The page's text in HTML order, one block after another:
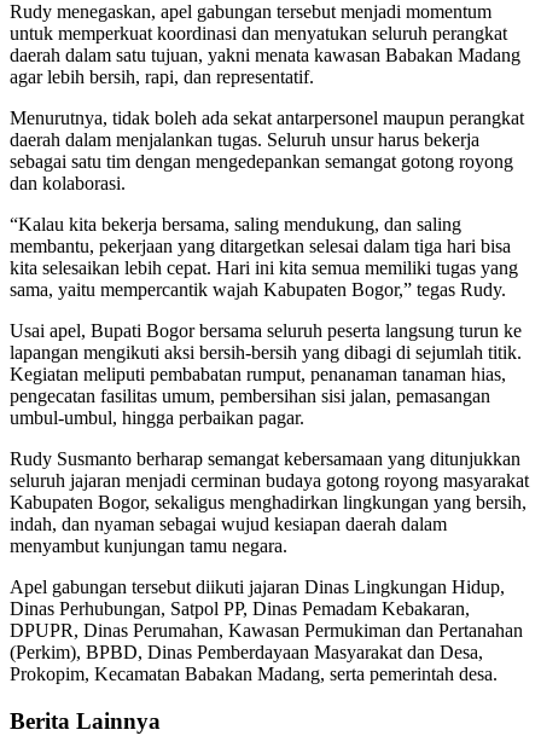
Rudy menegaskan, apel gabungan tersebut menjadi momentum
untuk memperkuat koordinasi dan menyatukan seluruh perangkat
daerah dalam satu tujuan, yakni menata kawasan Babakan Madang
agar lebih bersih, rapi, dan representatif.
Menurutnya, tidak boleh ada sekat antarpersonel maupun perangkat
daerah dalam menjalankan tugas. Seluruh unsur harus bekerja
sebagai satu tim dengan mengedepankan semangat gotong royong
dan kolaborasi.
“Kalau kita bekerja bersama, saling mendukung, dan saling
membantu, pekerjaan yang ditargetkan selesai dalam tiga hari bisa
kita selesaikan lebih cepat. Hari ini kita semua memiliki tugas yang
sama, yaitu mempercantik wajah Kabupaten Bogor,” tegas Rudy.
Usai apel, Bupati Bogor bersama seluruh peserta langsung turun ke
lapangan mengikuti aksi bersih-bersih yang dibagi di sejumlah titik.
Kegiatan meliputi pembabatan rumput, penanaman tanaman hias,
pengecatan fasilitas umum, pembersihan sisi jalan, pemasangan
umbul-umbul, hingga perbaikan pagar.
Rudy Susmanto berharap semangat kebersamaan yang ditunjukkan
seluruh jajaran menjadi cerminan budaya gotong royong masyarakat
Kabupaten Bogor, sekaligus menghadirkan lingkungan yang bersih,
indah, dan nyaman sebagai wujud kesiapan daerah dalam
menyambut kunjungan tamu negara.
Apel gabungan tersebut diikuti jajaran Dinas Lingkungan Hidup,
Dinas Perhubungan, Satpol PP, Dinas Pemadam Kebakaran,
DPUPR, Dinas Perumahan, Kawasan Permukiman dan Pertanahan
(Perkim), BPBD, Dinas Pemberdayaan Masyarakat dan Desa,
Prokopim, Kecamatan Babakan Madang, serta pemerintah desa.
Berita Lainnya